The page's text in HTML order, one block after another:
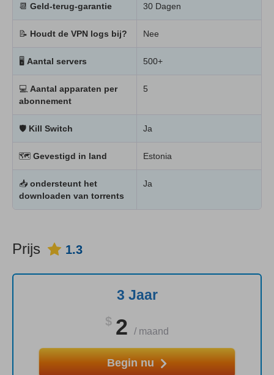
📆 Geld-terug-garantie 30 Dagen
📝 Houdt de VPN logs bij? Nee
🖥 Aantal servers 500+
💻 Aantal apparaten per
abonnement
5
🛡 Kill Switch Ja
🗺 Gevestigd in land Estonia
📥 ondersteunt het
downloaden van torrents
Ja
Prijs 1.3
3 Jaar
$ 2 / maand
Begin nu